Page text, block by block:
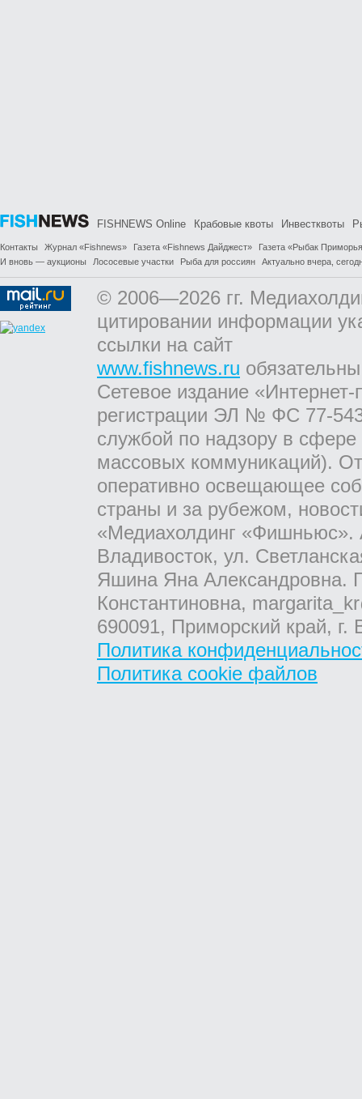
FISHNEWS Online Крабовые квоты Инвестквоты
Контакты Журнал «Fishnews» Газета «Fishnews Дайджест»
Газета «Рыбак
И вновь — аукционы
Лососевые участки Рыба для россиян Актуально вчера,
© 2006—2026 гг.
цитировании информации
ссылки на сайт
www.fishnews.ru
Сетевое издание
регистрации ЭЛ № ФС 77-
службой по надзору в
массовых коммуникаций).
оперативно освещающее
страны и за рубежом,
«Медиахолдинг «Фишньюс».
Владивосток, ул.
Яшина Яна Александровна.
Константиновна,
690091, Приморский край,
Политика
Политика cookie файлов